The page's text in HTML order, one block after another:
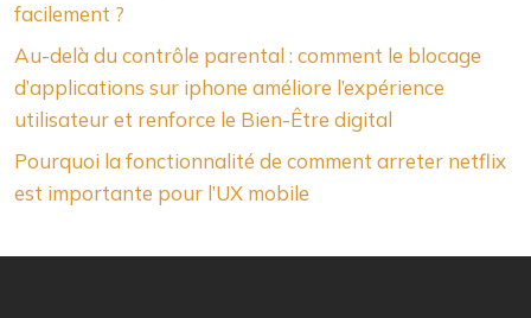
facilement ?
Au-delà du contrôle parental : comment le blocage
d’applications sur iphone améliore l’expérience
utilisateur et renforce le Bien-Être digital
Pourquoi la fonctionnalité de comment arreter netflix
est importante pour l’UX mobile